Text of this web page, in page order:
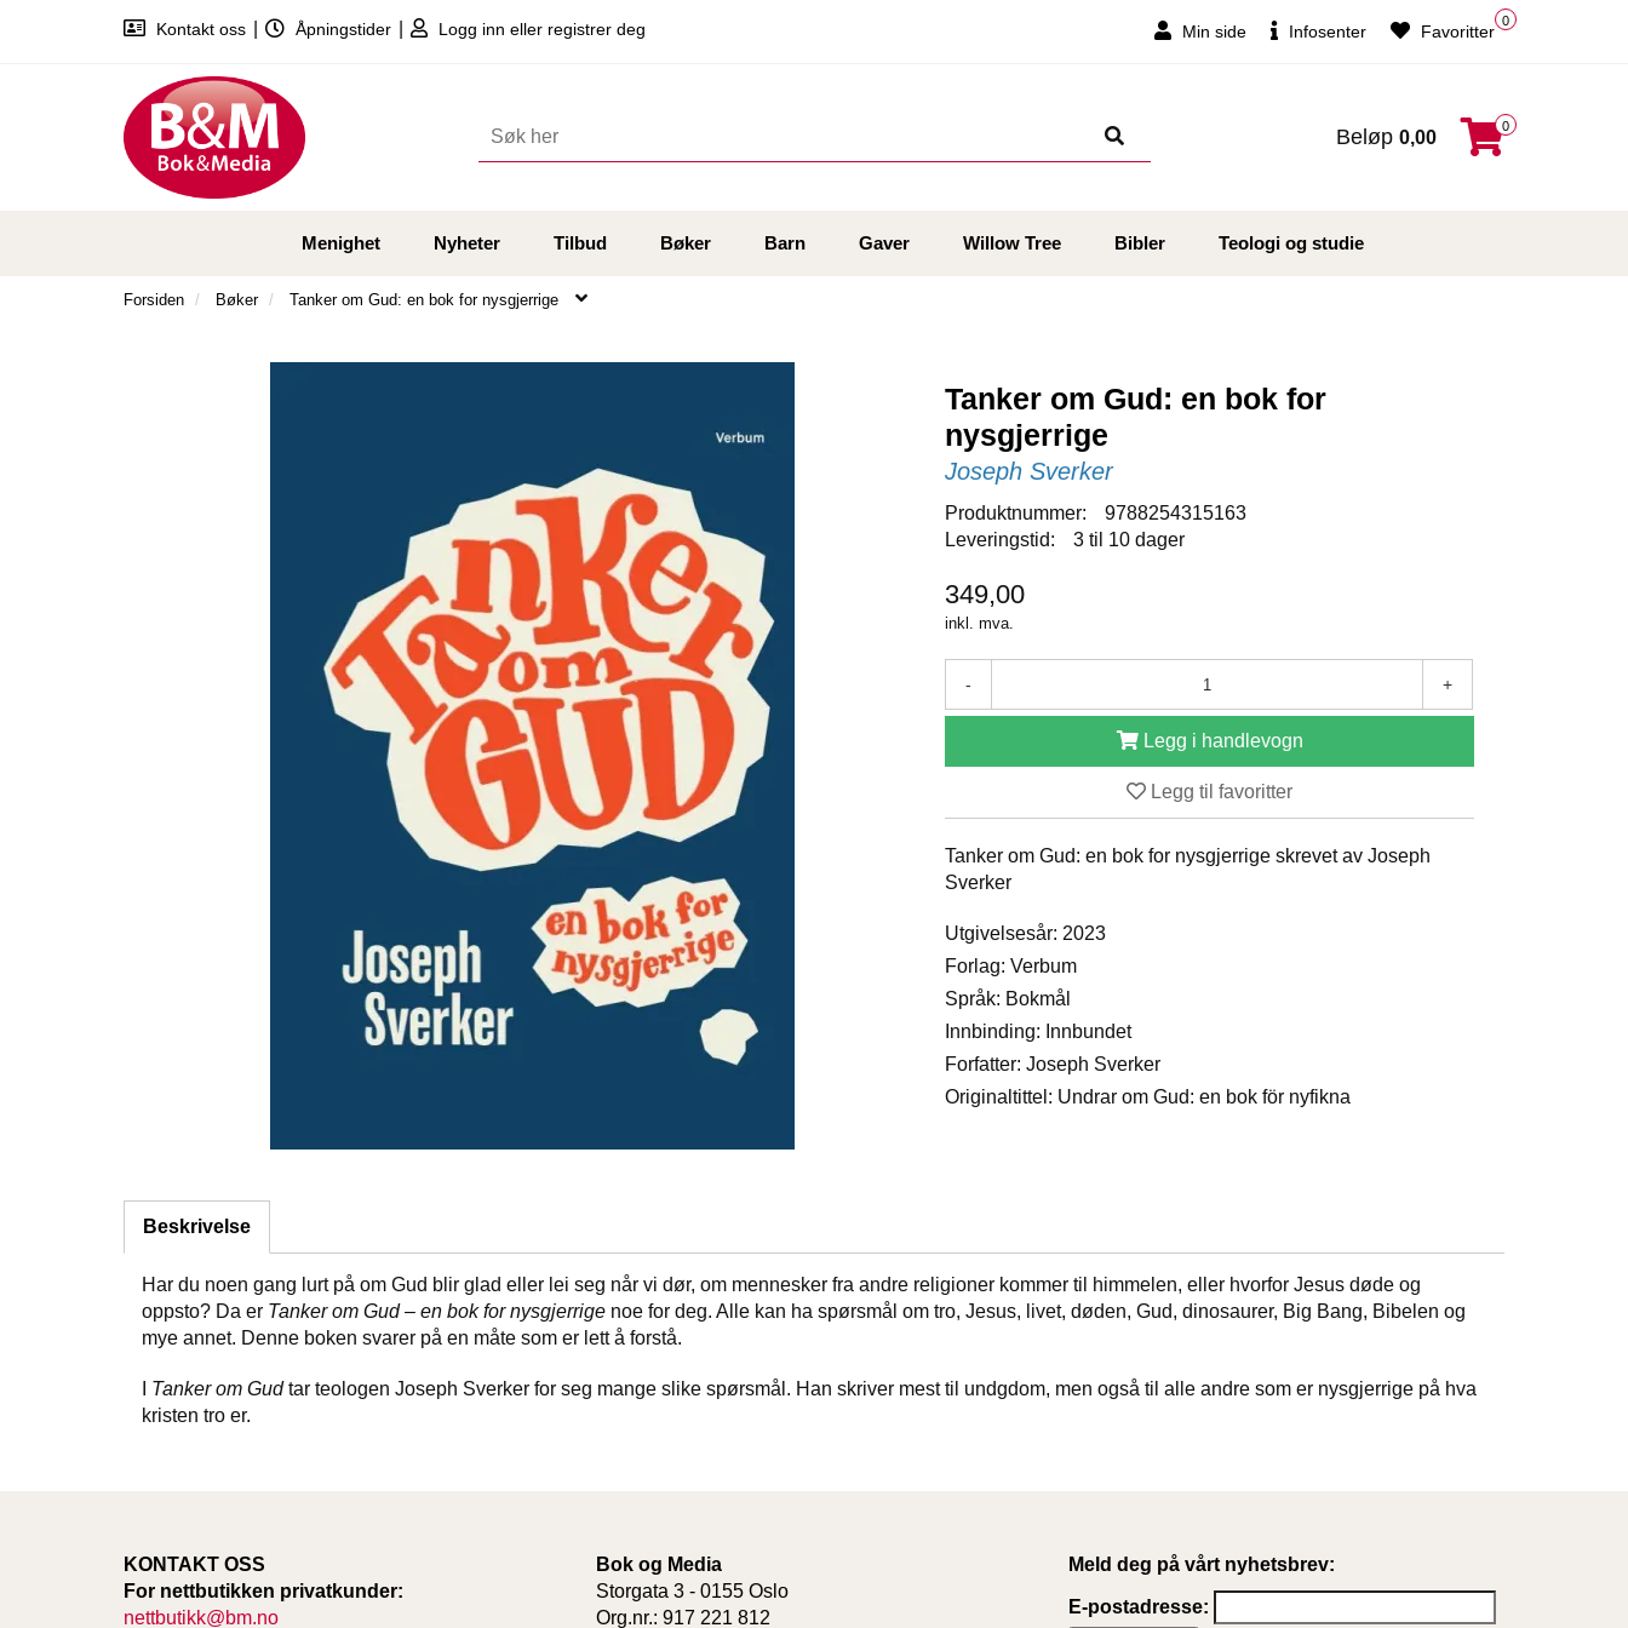
Kontakt oss Åpningstider Logg inn eller registrer deg Min side Infosenter
0
Favoritter
Beløp 0,00
0
Menighet Nyheter Tilbud Bøker Barn Gaver Willow Tree Bibler Teologi og studie
Forsiden Bøker Tanker om Gud: en bok for nysgjerrige
Tanker om Gud: en bok for
nysgjerrige
Joseph Sverker
Produktnummer:
9788254315163
Leveringstid:
3 til 10 dager
349,00
inkl. mva.
- +
Legg i handlevogn
Legg til favoritter
Tanker om Gud: en bok for nysgjerrige skrevet av Joseph
Sverker
Utgivelsesår: 2023
Forlag: Verbum
Språk: Bokmål
Innbinding: Innbundet
Forfatter: Joseph Sverker
Originaltittel: Undrar om Gud: en bok för nyfikna
Beskrivelse
Har du noen gang lurt på om Gud blir glad eller lei seg når vi dør, om mennesker fra andre religioner kommer til himmelen, eller hvorfor Jesus døde og
oppsto? Da er Tanker om Gud – en bok for nysgjerrige noe for deg. Alle kan ha spørsmål om tro, Jesus, livet, døden, Gud, dinosaurer, Big Bang, Bibelen og
mye annet. Denne boken svarer på en måte som er lett å forstå.
Tanker om Gudtar teologen Joseph Sverker for seg mange slike spørsmål. Han skriver mest til undgdom, men også til alle andre som er nysgjerrige på hva
kristen tro er.
KONTAKT OSS
For nettbutikken privatkunder:
nettbutikk@bm.no
Bok og Media
Storgata 3 - 0155 Oslo
Org.nr.: 917 221 812
Meld deg på vårt nyhetsbrev:
E-postadresse: